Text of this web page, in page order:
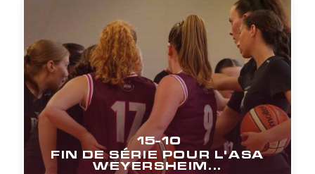
15-10
FIN DE SÉRIE POUR L'ASA
WEYERSHEIM...